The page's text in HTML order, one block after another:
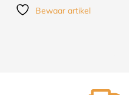
Bewaar artikel